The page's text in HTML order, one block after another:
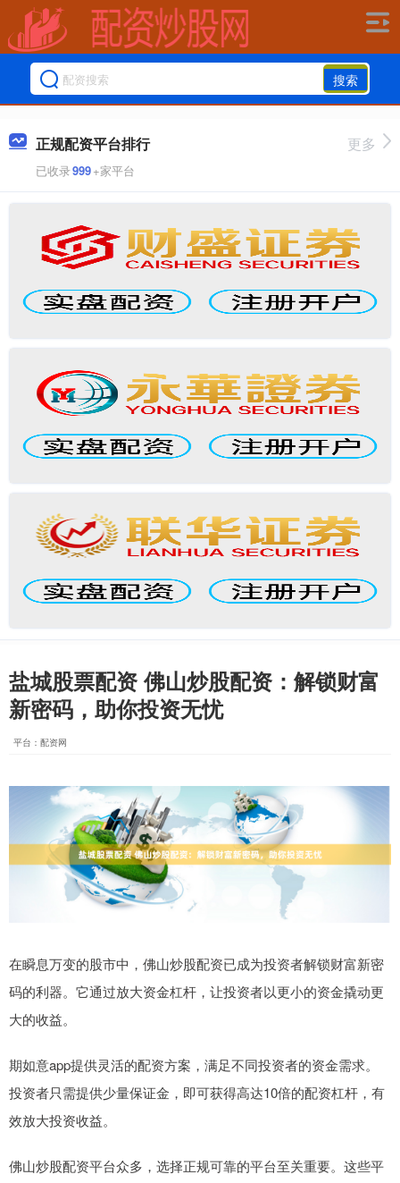
搜索
正规配资平台排行
已收录999+家平台
更多
盐城股票配资 佛山炒股配资：解锁财富
新密码，助你投资无忧
平台：配资网
在瞬息万变的股市中，佛山炒股配资已成为投资者解锁财富新密
码的利器。它通过放大资金杠杆，让投资者以更小的资金撬动更
大的收益。
期如意app提供灵活的配资方案，满足不同投资者的资金需求。
投资者只需提供少量保证金，即可获得高达10倍的配资杠杆，有
效放大投资收益。
佛山炒股配资平台众多，选择正规可靠的平台至关重要。这些平